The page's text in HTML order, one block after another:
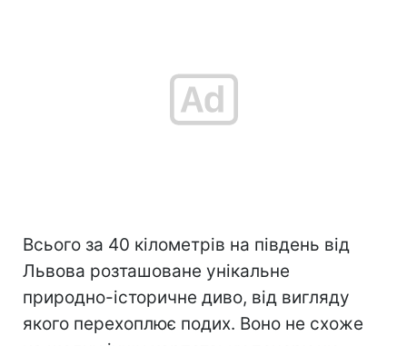
Всього за 40 кілометрів на південь від
Львова розташоване унікальне
природно-історичне диво, від вигляду
якого перехоплює подих. Воно не схоже